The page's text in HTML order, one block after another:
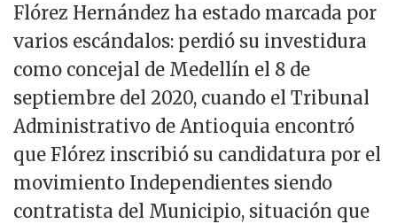
Flórez Hernández ha estado marcada por
varios escándalos: perdió su investidura
como concejal de Medellín el 8 de
septiembre del 2020, cuando el Tribunal
Administrativo de Antioquia encontró
que Flórez inscribió su candidatura por el
movimiento Independientes siendo
contratista del Municipio, situación que